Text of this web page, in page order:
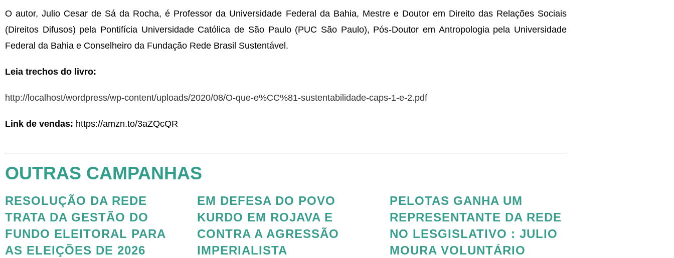
O autor, Julio Cesar de Sá da Rocha, é Professor da Universidade Federal da Bahia, Mestre e Doutor em Direito das Relações Sociais
(Direitos Difusos) pela Pontifícia Universidade Católica de São Paulo (PUC São Paulo), Pós-Doutor em Antropologia pela Universidade
Federal da Bahia e Conselheiro da Fundação Rede Brasil Sustentável.
Leia trechos do livro:
http://localhost/wordpress/wp-content/uploads/2020/08/O-que-e%CC%81-sustentabilidade-caps-1-e-2.pdf
Link de vendas: https://amzn.to/3aZQcQR
OUTRAS CAMPANHAS
RESOLUÇÃO DA REDE
TRATA DA GESTÃO DO
FUNDO ELEITORAL PARA
AS ELEIÇÕES DE 2026
EM DEFESA DO POVO
KURDO EM ROJAVA E
CONTRA A AGRESSÃO
IMPERIALISTA
PELOTAS GANHA UM
REPRESENTANTE DA REDE
NO LESGISLATIVO : JULIO
MOURA VOLUNTÁRIO